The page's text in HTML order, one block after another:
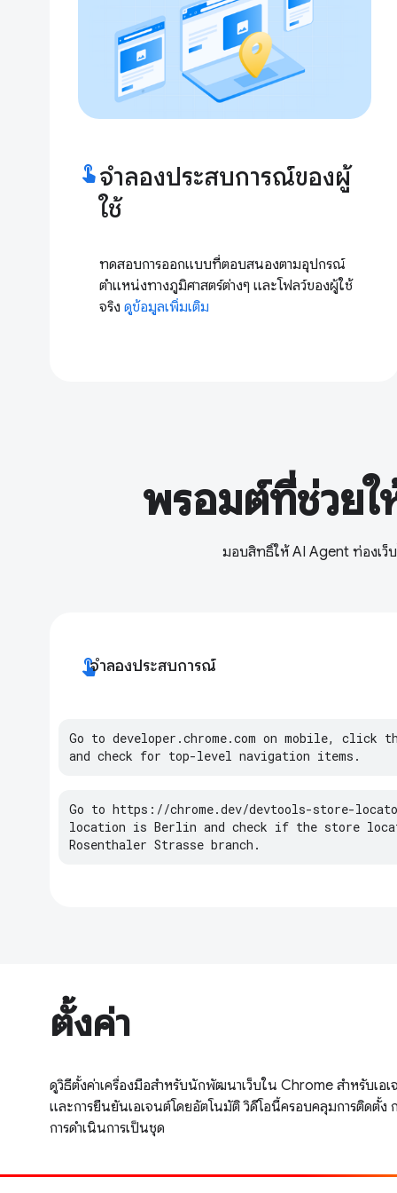
touch_app จำลองประสบการณ์ของผู้
ใช้
ทดสอบการออกแบบที่ตอบสนองตามอุปกรณ์
ตำแหน่งทางภูมิศาสตร์ต่างๆ และโฟลว์ของผู้ใช้
จริง ดูข้อมูลเพิ่มเติม
พรอมต์ที่ช่วยใ
มอบสิทธิ์ให้ AI Agent ท่องเว็
touch_appจำลองประสบการณ์
Go to developer .chrome.com on mobile, click
and check for top-level navigation items .
Go to https : //chrome.dev/devtools-store-
location is Berlin and check if the store
Rosenthaler Strasse branch .
ตั้งค่า
ดูวิธีตั้งค่าเครื่องมือสำหรับนักพัฒนาเว็บใน Chrome สำหรับเอ
และการยืนยันเอเจนต์โดยอัตโนมัติ วิดีโอนี้ครอบคลุมการติดตั้ง
การดำเนินการเป็นชุด